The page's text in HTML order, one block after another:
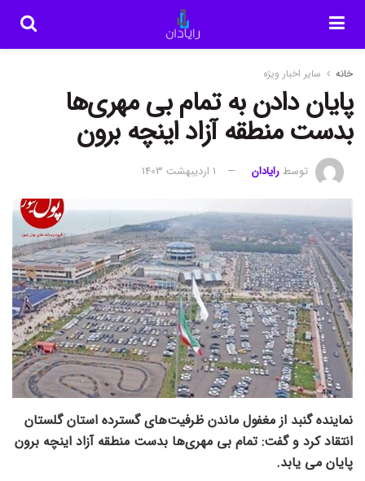
خانه سایر اخبار ویژه
پایان دادن به تمام بی مهری‌ها
بدست منطقه آزاد اینچه برون
توسطرایادان 1 اردیبهشت 1403
نماینده گنبد از مغفول ماندن ظرفیت‌های گسترده استان گلستان
انتقاد کرد و گفت: تمام بی مهری‌ها بدست منطقه آزاد اینچه برون
پایان می یابد.